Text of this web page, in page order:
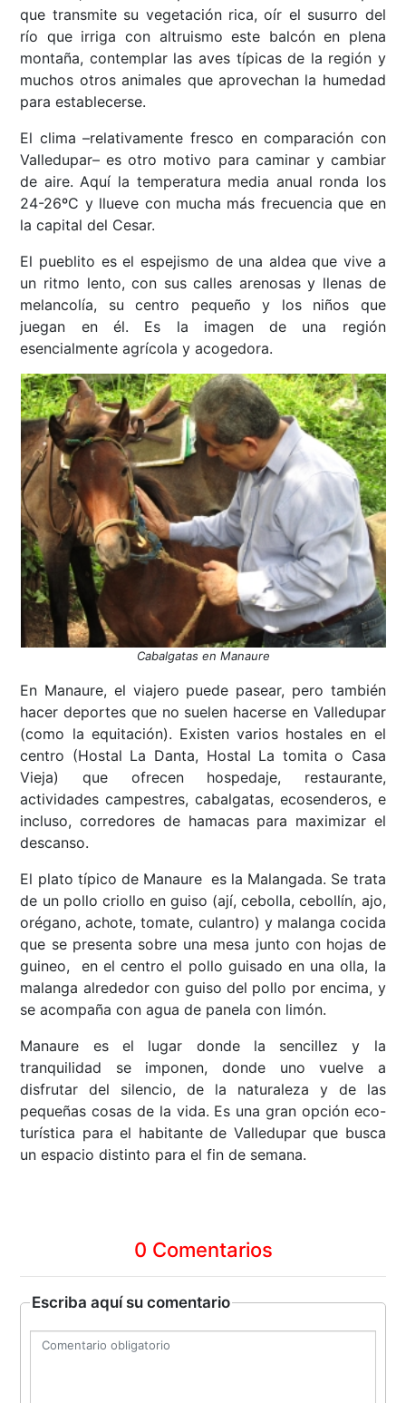
que transmite su vegetación rica, oír el susurro del
río que irriga con altruismo este balcón en plena
montaña, contemplar las aves típicas de la región y
muchos otros animales que aprovechan la humedad
para establecerse.
El clima –relativamente fresco en comparación con
Valledupar– es otro motivo para caminar y cambiar
de aire. Aquí la temperatura media anual ronda los
24-26ºC y llueve con mucha más frecuencia que en
la capital del Cesar.
El pueblito es el espejismo de una aldea que vive a
un ritmo lento, con sus calles arenosas y llenas de
melancolía, su centro pequeño y los niños que
juegan en él. Es la imagen de una región
esencialmente agrícola y acogedora.
Cabalgatas en Manaure
En Manaure, el viajero puede pasear, pero también
hacer deportes que no suelen hacerse en Valledupar
(como la equitación). Existen varios hostales en el
centro (Hostal La Danta, Hostal La tomita o Casa
Vieja) que ofrecen hospedaje, restaurante,
actividades campestres, cabalgatas, ecosenderos, e
incluso, corredores de hamacas para maximizar el
descanso.
El plato típico de Manaure es la Malangada. Se trata
de un pollo criollo en guiso (ají, cebolla, cebollín, ajo,
orégano, achote, tomate, culantro) y malanga cocida
que se presenta sobre una mesa junto con hojas de
guineo, en el centro el pollo guisado en una olla, la
malanga alrededor con guiso del pollo por encima, y
se acompaña con agua de panela con limón.
Manaure es el lugar donde la sencillez y la
tranquilidad se imponen, donde uno vuelve a
disfrutar del silencio, de la naturaleza y de las
pequeñas cosas de la vida. Es una gran opción eco-
turística para el habitante de Valledupar que busca
un espacio distinto para el fin de semana.
0 Comentarios
Escriba aquí su comentario